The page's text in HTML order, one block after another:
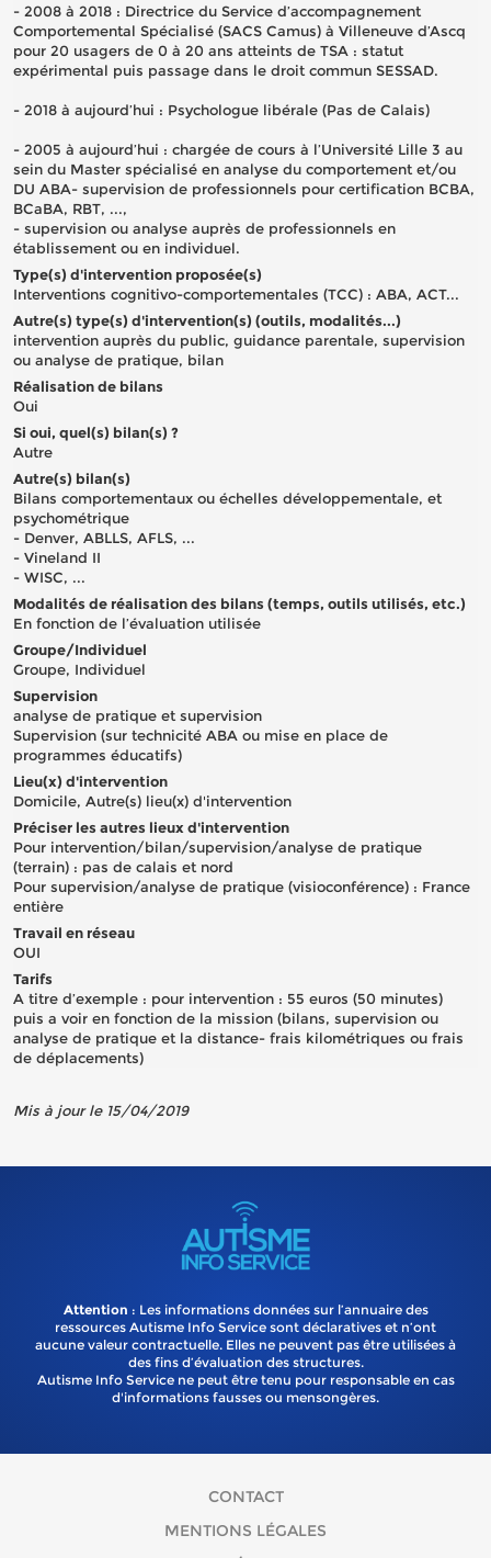
- 2008 à 2018 : Directrice du Service d’accompagnement
Comportemental Spécialisé (SACS Camus) à Villeneuve d’Ascq
pour 20 usagers de 0 à 20 ans atteints de TSA : statut
expérimental puis passage dans le droit commun SESSAD.
- 2018 à aujourd’hui : Psychologue libérale (Pas de Calais)
- 2005 à aujourd’hui : chargée de cours à l’Université Lille 3 au
sein du Master spécialisé en analyse du comportement et/ou
DU ABA- supervision de professionnels pour certification BCBA,
BCaBA, RBT, ...,
- supervision ou analyse auprès de professionnels en
établissement ou en individuel.
Type(s) d'intervention proposée(s)
Interventions cognitivo-comportementales (TCC) : ABA, ACT...
Autre(s) type(s) d'intervention(s) (outils, modalités...)
intervention auprès du public, guidance parentale, supervision
ou analyse de pratique, bilan
Réalisation de bilans
Oui
Si oui, quel(s) bilan(s) ?
Autre
Autre(s) bilan(s)
Bilans comportementaux ou échelles développementale, et
psychométrique
- Denver, ABLLS, AFLS, ...
- Vineland II
- WISC, ...
Modalités de réalisation des bilans (temps, outils utilisés, etc.)
En fonction de l’évaluation utilisée
Groupe/Individuel
Groupe, Individuel
Supervision
analyse de pratique et supervision
Supervision (sur technicité ABA ou mise en place de
programmes éducatifs)
Lieu(x) d'intervention
Domicile, Autre(s) lieu(x) d'intervention
Préciser les autres lieux d'intervention
Pour intervention/bilan/supervision/analyse de pratique
(terrain) : pas de calais et nord
Pour supervision/analyse de pratique (visioconférence) : France
entière
Travail en réseau
OUI
Tarifs
A titre d’exemple : pour intervention : 55 euros (50 minutes)
puis a voir en fonction de la mission (bilans, supervision ou
analyse de pratique et la distance- frais kilométriques ou frais
de déplacements)
Mis à jour le 15/04/2019
Attention : Les informations données sur l’annuaire des
ressources Autisme Info Service sont déclaratives et n’ont
aucune valeur contractuelle. Elles ne peuvent pas être utilisées à
des fins d’évaluation des structures.
Autisme Info Service ne peut être tenu pour responsable en cas
d'informations fausses ou mensongères.
CONTACT
MENTIONS LÉGALES